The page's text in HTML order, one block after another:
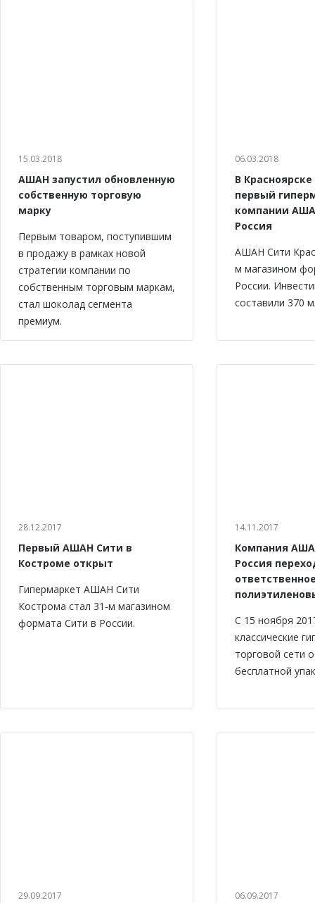
15.03.2018
АШАН запустил обновленную
собственную торговую
марку
Первым товаром, поступившим
в продажу в рамках новой
стратегии компании по
собственным торговым маркам,
стал шоколад сегмента
премиум.
06.03.2018
В
первый
компании
Россия
АШАН Сити
м магазином
России.
составили 370
28.12.2017
Первый АШАН Сити в
Костроме открыт
Гипермаркет АШАН Сити
Кострома стал 31-м магазином
формата Сити в России.
14.11.2017
Компания
Россия
С 15 ноября
классические
торговой сети
бесплатной
29.09.2017 06.09.2017